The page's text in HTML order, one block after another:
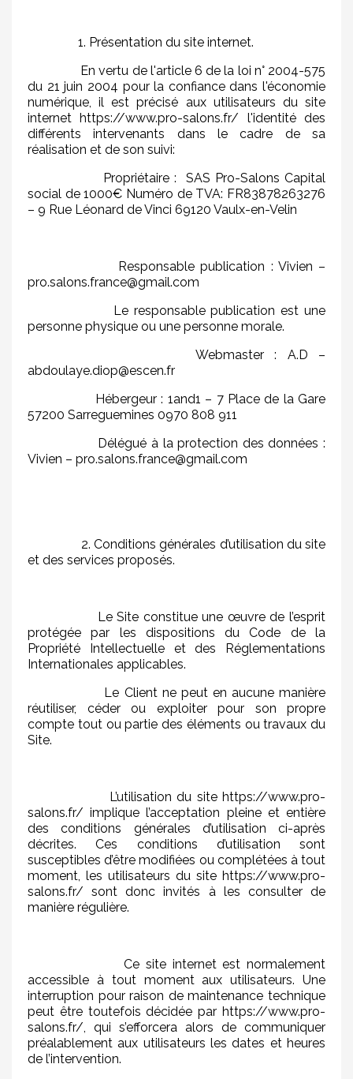
1. Présentation du site internet.
En vertu de l'article 6 de la loi n° 2004-575
du 21 juin 2004 pour la confiance dans l'économie
numérique, il est précisé aux utilisateurs du site
internet https://www.pro-salons.fr/ l'identité des
différents intervenants dans le cadre de sa
réalisation et de son suivi:
Propriétaire : SAS Pro-Salons Capital
social de 1000€ Numéro de TVA: FR83878263276
– 9 Rue Léonard de Vinci 69120 Vaulx-en-Velin
Responsable publication : Vivien –
pro.salons.france@gmail.com
Le responsable publication est une
personne physique ou une personne morale.
Webmaster : A.D –
abdoulaye.diop@escen.fr
Hébergeur : 1and1 – 7 Place de la Gare
57200 Sarreguemines 0970 808 911
Délégué à la protection des données :
Vivien – pro.salons.france@gmail.com
2. Conditions générales d’utilisation du site
et des services proposés.
Le Site constitue une œuvre de l’esprit
protégée par les dispositions du Code de la
Propriété Intellectuelle et des Réglementations
Internationales applicables.
Le Client ne peut en aucune manière
réutiliser, céder ou exploiter pour son propre
compte tout ou partie des éléments ou travaux du
Site.
L’utilisation du site https://www.pro-
salons.fr/ implique l’acceptation pleine et entière
des conditions générales d’utilisation ci-après
décrites. Ces conditions d’utilisation sont
susceptibles d’être modifiées ou complétées à tout
moment, les utilisateurs du site https://www.pro-
salons.fr/ sont donc invités à les consulter de
manière régulière.
Ce site internet est normalement
accessible à tout moment aux utilisateurs. Une
interruption pour raison de maintenance technique
peut être toutefois décidée par https://www.pro-
salons.fr/, qui s’efforcera alors de communiquer
préalablement aux utilisateurs les dates et heures
de l’intervention.